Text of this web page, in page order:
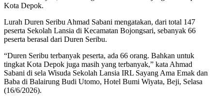
Kota Depok.
Lurah Duren Seribu Ahmad Sabani mengatakan, dari total 147
peserta Sekolah Lansia di Kecamatan Bojongsari, sebanyak 66
peserta berasal dari Duren Seribu.
“Duren Seribu terbanyak peserta, ada 66 orang. Bahkan untuk
tingkat Kota Depok juga masih yang terbanyak,” kata Ahmad
Sabani di sela Wisuda Sekolah Lansia IRL Sayang Ama Emak dan
Baba di Balairung Budi Utomo, Hotel Bumi Wiyata, Beji, Selasa
(16/6/2026).